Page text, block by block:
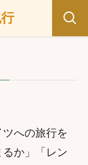
への旅行を
か」「レン